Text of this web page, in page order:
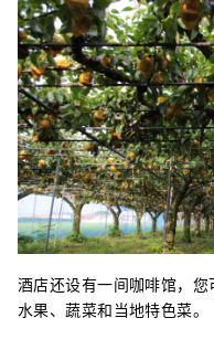
酒店还设有一间咖啡馆，
水果、蔬菜和当地特色菜。